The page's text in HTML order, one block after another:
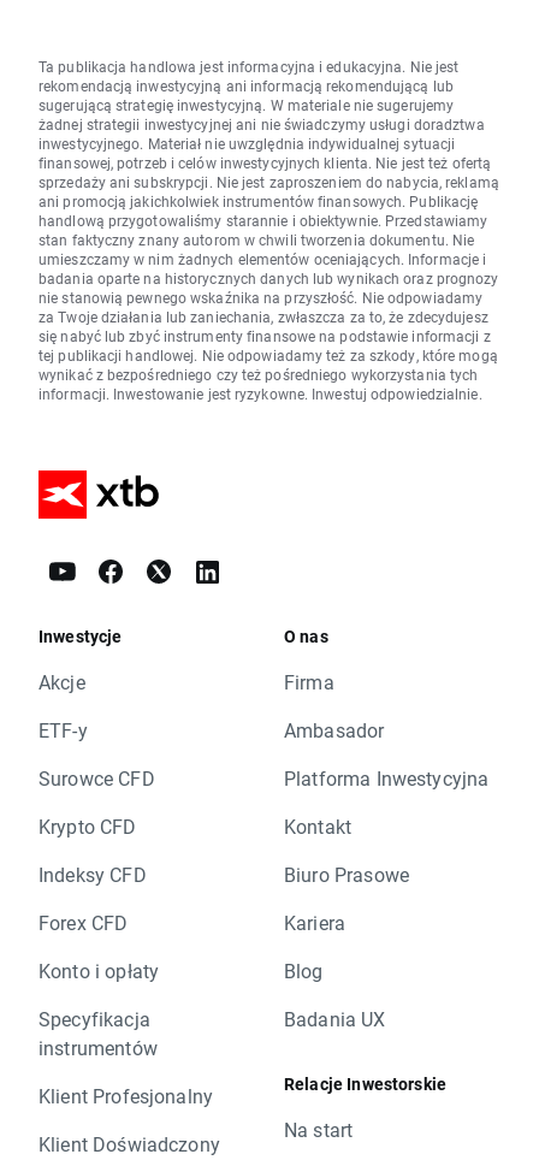
Ta publikacja handlowa jest informacyjna i edukacyjna. Nie jest
rekomendacją inwestycyjną ani informacją rekomendującą lub
sugerującą strategię inwestycyjną. W materiale nie sugerujemy
żadnej strategii inwestycyjnej ani nie świadczymy usługi doradztwa
inwestycyjnego. Materiał nie uwzględnia indywidualnej sytuacji
finansowej, potrzeb i celów inwestycyjnych klienta. Nie jest też ofertą
sprzedaży ani subskrypcji. Nie jest zaproszeniem do nabycia, reklamą
ani promocją jakichkolwiek instrumentów finansowych. Publikację
handlową przygotowaliśmy starannie i obiektywnie. Przedstawiamy
stan faktyczny znany autorom w chwili tworzenia dokumentu. Nie
umieszczamy w nim żadnych elementów oceniających. Informacje i
badania oparte na historycznych danych lub wynikach oraz prognozy
nie stanowią pewnego wskaźnika na przyszłość. Nie odpowiadamy
za Twoje działania lub zaniechania, zwłaszcza za to, że zdecydujesz
się nabyć lub zbyć instrumenty finansowe na podstawie informacji z
tej publikacji handlowej. Nie odpowiadamy też za szkody, które mogą
wynikać z bezpośredniego czy też pośredniego wykorzystania tych
informacji. Inwestowanie jest ryzykowne. Inwestuj odpowiedzialnie.
Inwestycje
Akcje
ETF-y
Surowce CFD
Krypto CFD
Indeksy CFD
Forex CFD
Konto i opłaty
Specyfikacja
instrumentów
Klient Profesjonalny
Klient Doświadczony
O nas
Firma
Ambasador
Platforma Inwestycyjna
Kontakt
Biuro Prasowe
Kariera
Blog
Badania UX
Relacje Inwestorskie
Na start